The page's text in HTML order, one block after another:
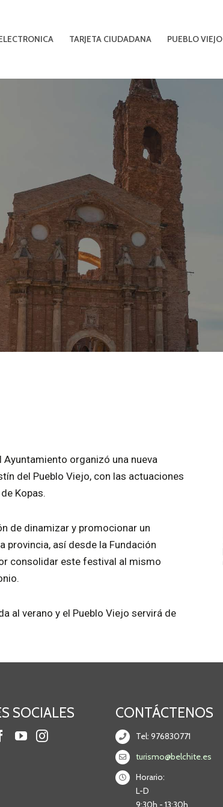
TARJETA CIUDADANA PUEBLO VIEJO
organizó una nueva
del Pueblo Viejo, con las actuaciones
Kopas.
de dinamizar y promocionar un
así desde la Fundación
consolidar este festival al mismo
al verano y el Pueblo Viejo servirá de
SOCIALES CONTÁCTENOS
Tel: 976830771
turismo@belchite.es
Horario:
L-D
9:30h - 13:30h